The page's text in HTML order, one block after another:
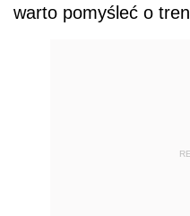
warto pomyśleć o